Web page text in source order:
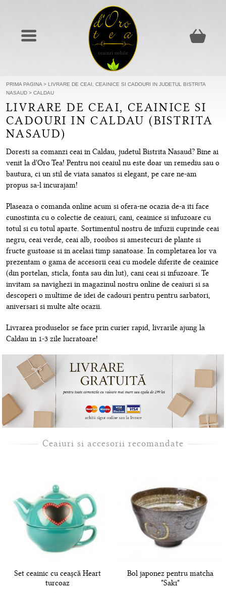
PRIMA PAGINA > LIVRARE DE CEAI, CEAINICE SI CADOURI IN JUDETUL BISTRITA
NASAUD > CALDAU
LIVRARE DE CEAI, CEAINICE SI
CADOURI IN CALDAU (BISTRITA
NASAUD)
Doresti sa comanzi ceai in Caldau, judetul Bistrita Nasaud? Bine ai
venit la d'Oro Tea! Pentru noi ceaiul nu este doar un remediu sau o
bautura, ci un stil de viata sanatos si elegant, pe care ne-am
propus sa-l incurajam!
Plaseaza o comanda online acum si ofera-ne ocazia de-a iti face
cunostinta cu o colectie de ceaiuri, cani, ceainice si infuzoare cu
totul si cu totul aparte. Sortimentul nostru de infuzii cuprinde ceai
negru, ceai verde, ceai alb, rooibos si amestecuri de plante si
fructe gustoase si in acelasi timp sanatoase. In completarea lor va
prezentam o gama de accesorii ceai cu modele diferite de ceainice
(din portelan, sticla, fonta sau din lut), cani ceai si infuzoare. Te
invitam sa navighezi in magazinul nostru online de ceaiuri si sa
descoperi o multime de idei de cadouri pentru pentru sarbatori,
aniversari si multe alte ocazii.
Livrarea produselor se face prin curier rapid, livrarile ajung la
Caldau in 1-3 zile lucratoare!
Ceaiuri si accesorii recomandate
Set ceainic cu ceașcă Heart
turcoaz
Bol japonez pentru matcha
"Saki"